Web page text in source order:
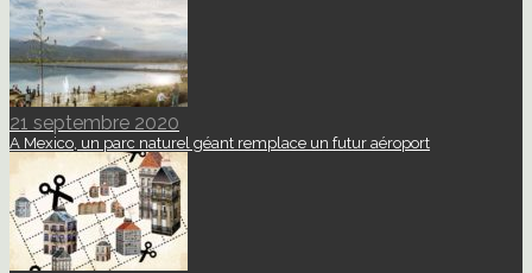
21 septembre 2020
A Mexico, un parc naturel géant remplace un futur aéroport